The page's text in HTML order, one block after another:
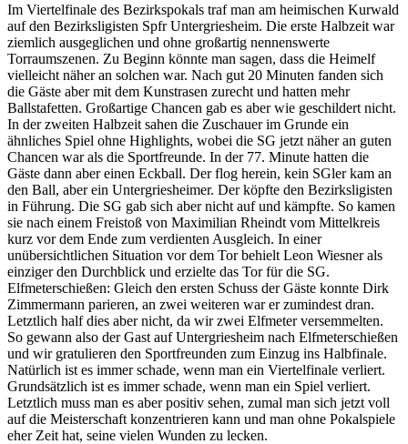
Im Viertelfinale des Bezirkspokals traf man am heimischen Kurwald
auf den Bezirksligisten Spfr Untergriesheim. Die erste Halbzeit war
ziemlich ausgeglichen und ohne großartig nennenswerte
Torraumszenen. Zu Beginn könnte man sagen, dass die Heimelf
vielleicht näher an solchen war. Nach gut 20 Minuten fanden sich
die Gäste aber mit dem Kunstrasen zurecht und hatten mehr
Ballstafetten. Großartige Chancen gab es aber wie geschildert nicht.
In der zweiten Halbzeit sahen die Zuschauer im Grunde ein
ähnliches Spiel ohne Highlights, wobei die SG jetzt näher an guten
Chancen war als die Sportfreunde. In der 77. Minute hatten die
Gäste dann aber einen Eckball. Der flog herein, kein SGler kam an
den Ball, aber ein Untergriesheimer. Der köpfte den Bezirksligisten
in Führung. Die SG gab sich aber nicht auf und kämpfte. So kamen
sie nach einem Freistoß von Maximilian Rheindt vom Mittelkreis
kurz vor dem Ende zum verdienten Ausgleich. In einer
unübersichtlichen Situation vor dem Tor behielt Leon Wiesner als
einziger den Durchblick und erzielte das Tor für die SG.
Elfmeterschießen: Gleich den ersten Schuss der Gäste konnte Dirk
Zimmermann parieren, an zwei weiteren war er zumindest dran.
Letztlich half dies aber nicht, da wir zwei Elfmeter versemmelten.
So gewann also der Gast auf Untergriesheim nach Elfmeterschießen
und wir gratulieren den Sportfreunden zum Einzug ins Halbfinale.
Natürlich ist es immer schade, wenn man ein Viertelfinale verliert.
Grundsätzlich ist es immer schade, wenn man ein Spiel verliert.
Letztlich muss man es aber positiv sehen, zumal man sich jetzt voll
auf die Meisterschaft konzentrieren kann und man ohne Pokalspiele
eher Zeit hat, seine vielen Wunden zu lecken.